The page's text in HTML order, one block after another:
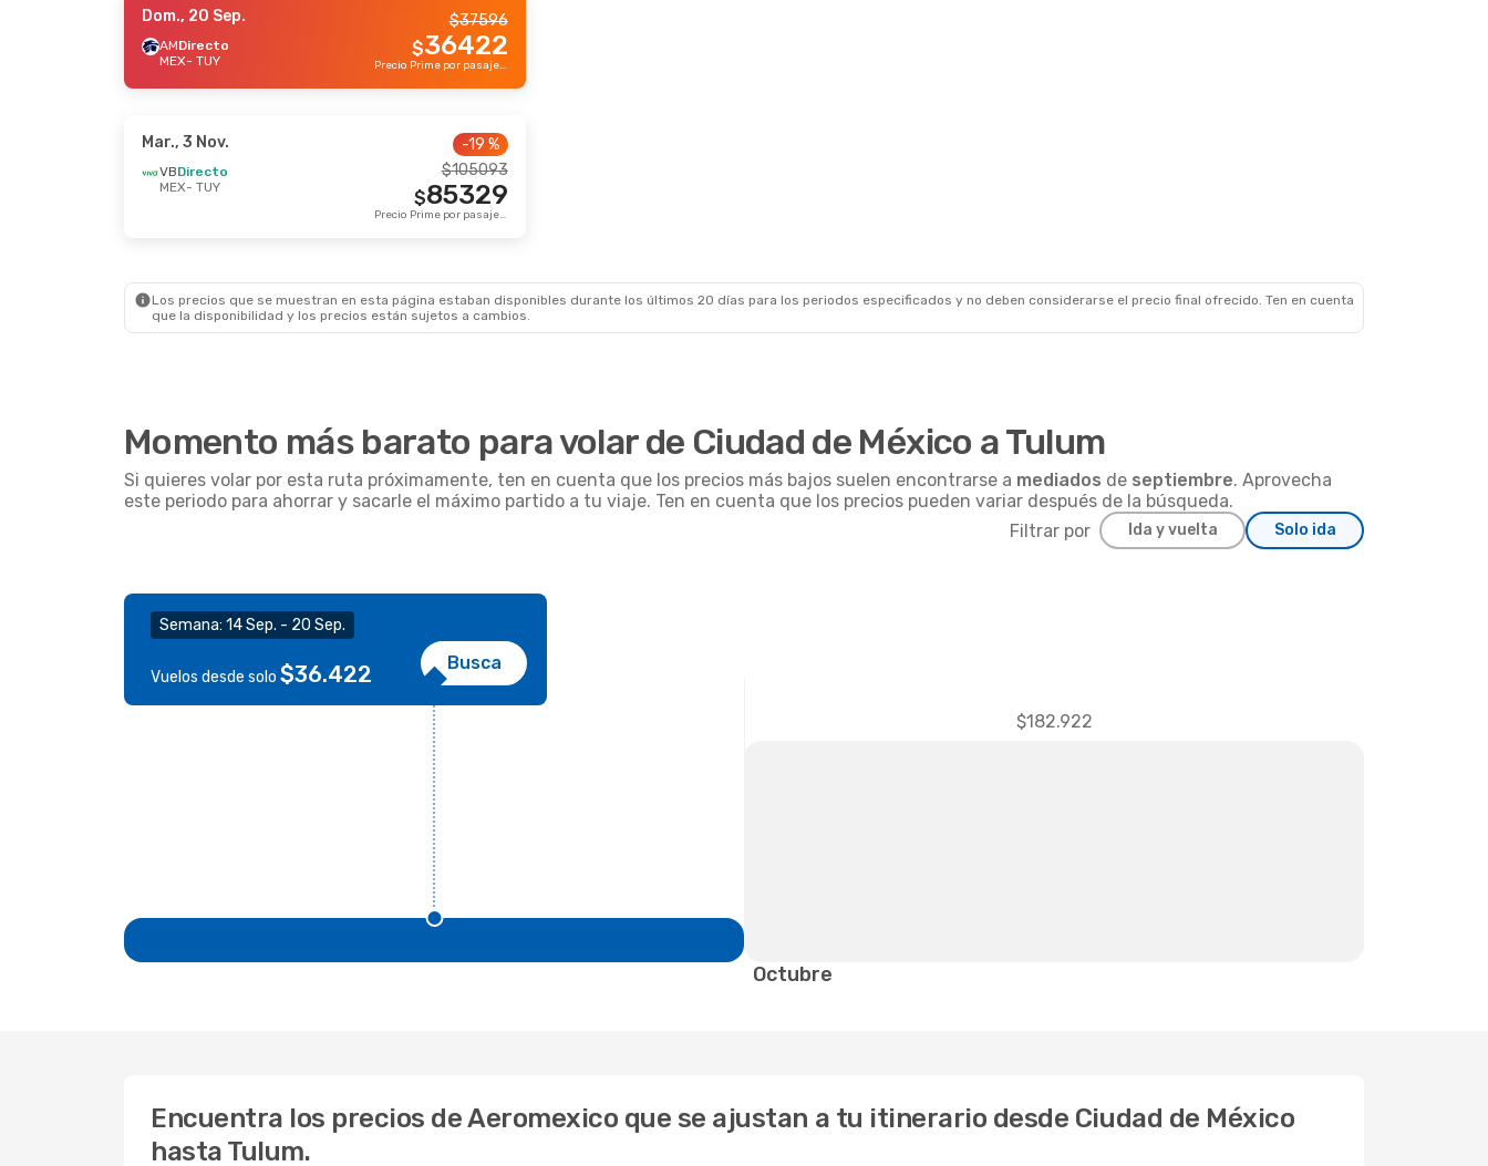
Dom., 20 Sep.
AMDirecto
MEX- TUY
37596
$
36422
$
Precio Prime por pasajero
Mar., 3 Nov.
VBDirecto
MEX- TUY
-19 %
105093
$
85329
$
Precio Prime por pasajero
Los precios que se muestran en esta página estaban disponibles durante los últimos 20 días para los periodos especificados y no deben considerarse el precio final ofrecido. Ten en cuenta
que la disponibilidad y los precios están sujetos a cambios.
Momento más barato para volar de Ciudad de México a Tulum
Si quieres volar por esta ruta próximamente, ten en cuenta que los precios más bajos suelen encontrarse a mediados de septiembre. Aprovecha
este periodo para ahorrar y sacarle el máximo partido a tu viaje. Ten en cuenta que los precios pueden variar después de la búsqueda.
Filtrar por
Ida y vuelta Solo ida
Semana: 14 Sep. - 20 Sep.
Vuelos desde solo $36.422 Busca
$182.922
Octubre
Encuentra los precios de Aeromexico que se ajustan a tu itinerario desde Ciudad de México
hasta Tulum.